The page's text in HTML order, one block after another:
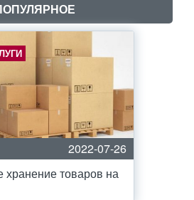
2022-07-26
хранение товаров на